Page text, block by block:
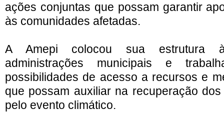
ações conjuntas que possam garantir
às comunidades afetadas.
A Amepi colocou sua estrutura
administrações municipais e
possibilidades de acesso a recursos e
que possam auxiliar na recuperação
pelo evento climático.